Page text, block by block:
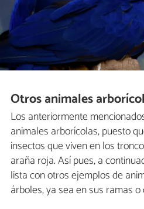
Otros animales
Los anteriormente
animales arborícolas, puesto
insectos que viven en los
araña roja. Así pues, a
lista con otros ejemplos de
árboles, ya sea en sus ramas